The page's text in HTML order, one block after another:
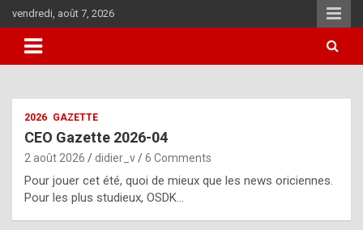
to
content
vendredi, août 7, 2026
i
u
2026 GAZETTE
CEO Gazette 2026-04
2 août 2026 didier_v 6 Comments
Pour jouer cet été, quoi de mieux que les news oriciennes.
Pour les plus studieux, OSDK…